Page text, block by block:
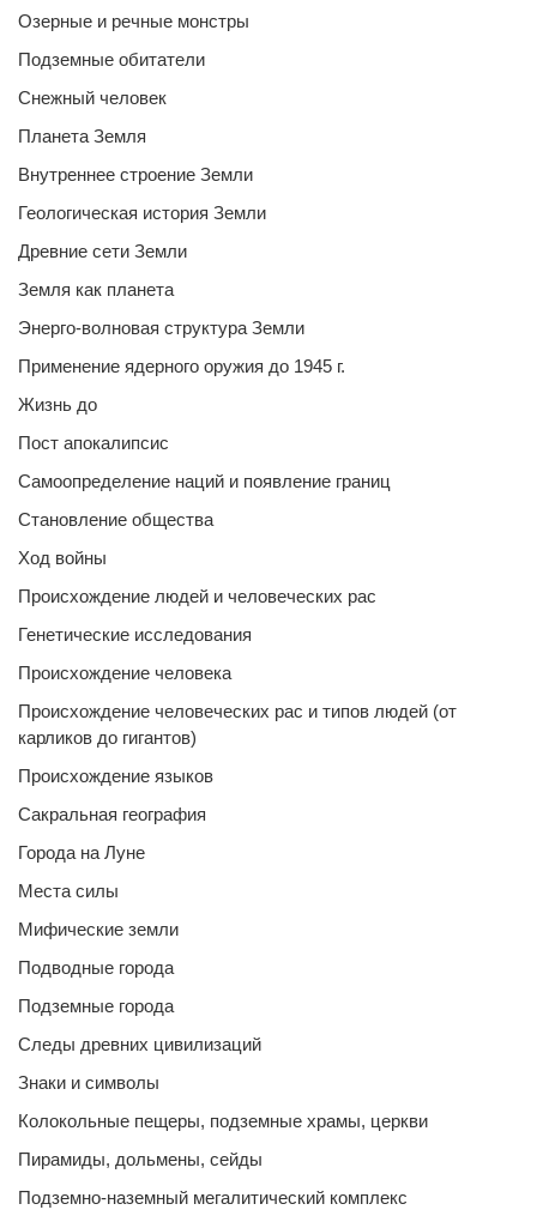
Озерные и речные монстры
Подземные обитатели
Снежный человек
Планета Земля
Внутреннее строение Земли
Геологическая история Земли
Древние сети Земли
Земля как планета
Энерго-волновая структура Земли
Применение ядерного оружия до 1945 г.
Жизнь до
Пост апокалипсис
Самоопределение наций и появление границ
Становление общества
Ход войны
Происхождение людей и человеческих рас
Генетические исследования
Происхождение человека
Происхождение человеческих рас и типов людей (от
карликов до гигантов)
Происхождение языков
Сакральная география
Города на Луне
Места силы
Мифические земли
Подводные города
Подземные города
Следы древних цивилизаций
Знаки и символы
Колокольные пещеры, подземные храмы, церкви
Пирамиды, дольмены, сейды
Подземно-наземный мегалитический комплекс